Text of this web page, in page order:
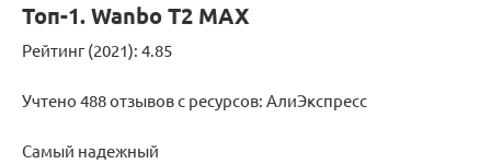
Топ-1. Wanbo T2 MAX
Рейтинг (2021): 4.85
Учтено 488 отзывов с ресурсов: АлиЭкспресс
Самый надежный